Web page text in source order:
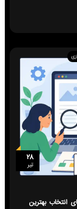
۲۸
تیر
انتخاب بهترین